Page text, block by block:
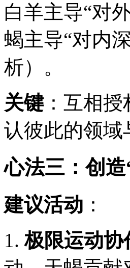
白羊主导“对
蝎主导“对内
析）。
关键：互相授
认彼此的领域
心法三：创
建议活动 ：
1.极限运动协